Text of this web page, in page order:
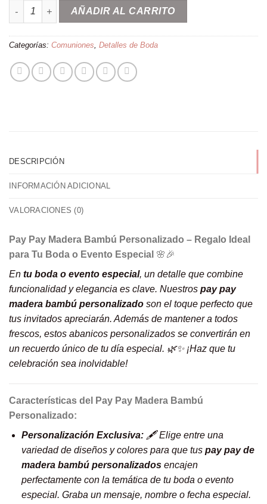
Pay pay madera Bambú personalizado cantidad
AÑADIR AL CARRITO
Categorías: Comuniones, Detalles de Boda
DESCRIPCIÓN
INFORMACIÓN ADICIONAL
VALORACIONES (0)
Pay Pay Madera Bambú Personalizado – Regalo Ideal
para Tu Boda o Evento Especial 🌸🎉
En tu boda o evento especial, un detalle que combine
funcionalidad y elegancia es clave. Nuestros pay pay
madera bambú personalizado son el toque perfecto que
tus invitados apreciarán. Además de mantener a todos
frescos, estos abanicos personalizados se convertirán en
un recuerdo único de tu día especial. 🌿✨ ¡Haz que tu
celebración sea inolvidable!
Características del Pay Pay Madera Bambú
Personalizado:
Personalización Exclusiva:🖋️ Elige entre una
variedad de diseños y colores para que tus pay pay de
madera bambú personalizadosencajen
perfectamente con la temática de tu boda o evento
especial. Graba un mensaje, nombre o fecha especial.